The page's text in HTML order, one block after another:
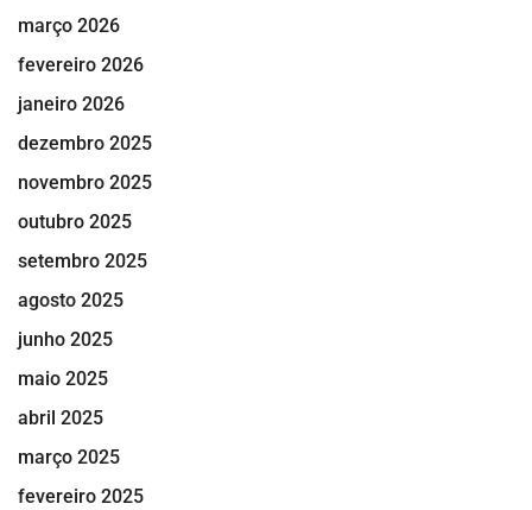
março 2026
fevereiro 2026
janeiro 2026
dezembro 2025
novembro 2025
outubro 2025
setembro 2025
agosto 2025
junho 2025
maio 2025
abril 2025
março 2025
fevereiro 2025